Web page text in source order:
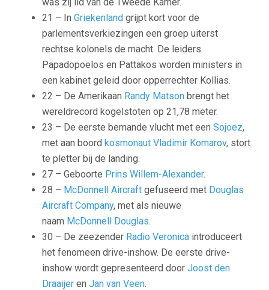
21 – In Griekenland grijpt kort voor de
parlementsverkiezingen een groep uiterst
rechtse kolonels de macht. De leiders
Papadopoelos en Pattakos worden ministers in
een kabinet geleid door opperrechter Kollias.
22 – De Amerikaan Randy Matson brengt het
wereldrecord kogelstoten op 21,78 meter.
23 – De eerste bemande vlucht met een Sojoez,
met aan boord kosmonaut Vladimir Komarov, stort
te pletter bij de landing.
27 – Geboorte Prins Willem-Alexander.
28 – McDonnell Aircraft gefuseerd met Douglas
Aircraft Company, met als nieuwe
naam McDonnell Douglas.
30 – De zeezender Radio Veronica introduceert
het fenomeen drive-inshow. De eerste drive-
inshow wordt gepresenteerd door Joost den
Draaijer en Jan van Veen.